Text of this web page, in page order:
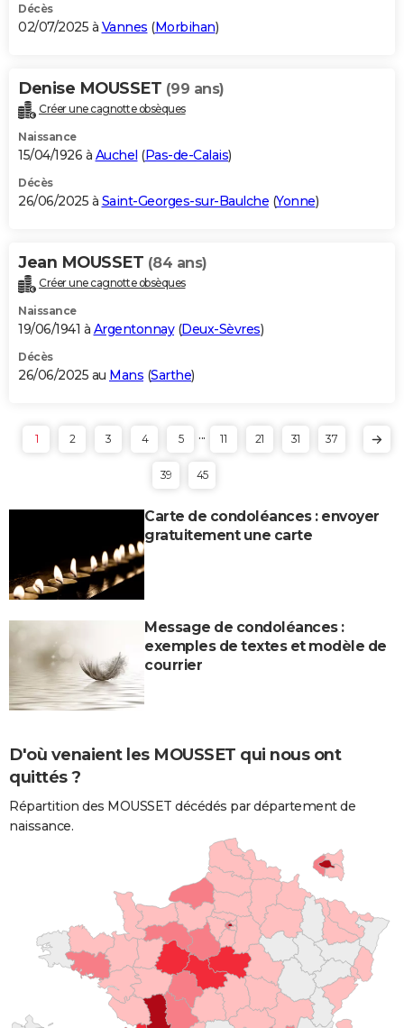
Décès
02/07/2025 à Vannes (Morbihan)
Denise MOUSSET (99 ans)
Créer une cagnotte obsèques
Naissance
15/04/1926 à Auchel (Pas-de-Calais)
Décès
26/06/2025 à Saint-Georges-sur-Baulche (Yonne)
Jean MOUSSET (84 ans)
Créer une cagnotte obsèques
Naissance
19/06/1941 à Argentonnay(Deux-Sèvres)
Décès
26/06/2025 au Mans (Sarthe)
1 2 3 4 5 ... 11 21 31 37
39 45
Carte de condoléances : envoyer
gratuitement une carte
Message de condoléances :
exemples de textes et modèle de
courrier
D'où venaient les MOUSSET qui nous ont
quittés ?
Répartition des MOUSSET décédés par département de
naissance.